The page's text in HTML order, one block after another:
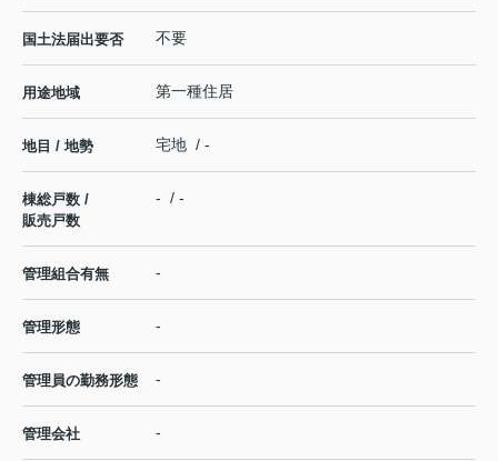
国土法届出要否 不要
用途地域 第一種住居
地目 / 地勢 宅地 / -
棟総戸数 /
販売戸数
- / -
管理組合有無 -
管理形態 -
管理員の勤務形態 -
管理会社 -